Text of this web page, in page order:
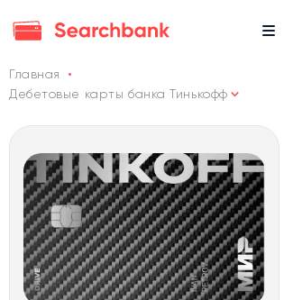
Главная
Дебетовые карты банка Тинькофф